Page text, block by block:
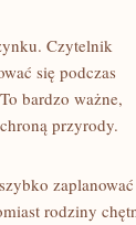
Czytelnik
się podczas
bardzo ważne,
przyrody.
zaplanować
rodziny